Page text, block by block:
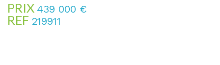
PRIX 439 000 €
REF 219911